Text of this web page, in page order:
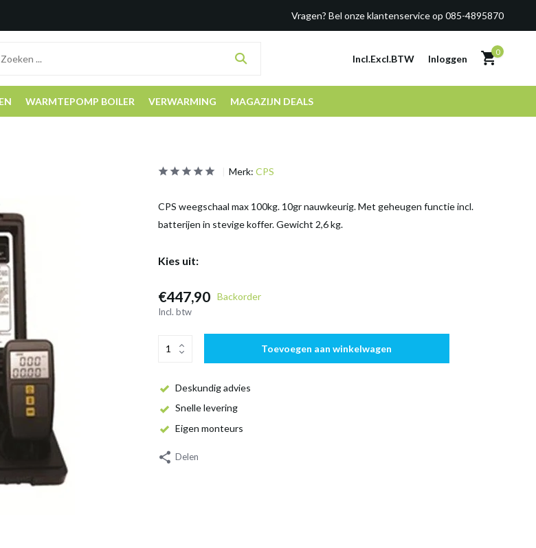
Vragen? Bel onze klantenservice op 085-4895870
Incl.Excl.BTW Inloggen
0
WARMTEPOMP BOILER VERWARMING MAGAZIJN DEALS
Merk: CPS
CPS weegschaal max 100kg. 10gr nauwkeurig. Met geheugen functie incl.
batterijen in stevige koffer. Gewicht 2,6 kg.
Kies uit:
€447,90 Backorder
Incl. btw
Toevoegen aan winkelwagen
Deskundig advies
Snelle levering
Eigen monteurs
Delen